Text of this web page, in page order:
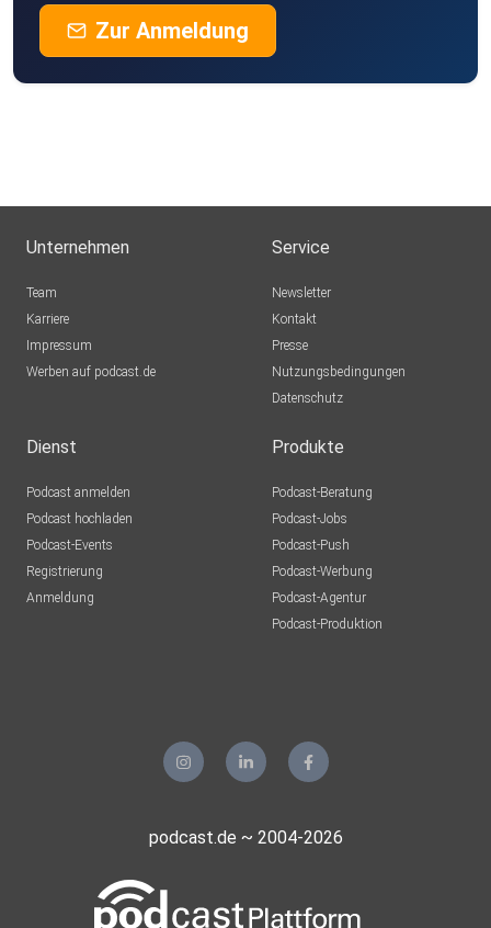
Zur Anmeldung
Unternehmen
Team
Karriere
Impressum
Werben auf podcast.de
Service
Newsletter
Kontakt
Presse
Nutzungsbedingungen
Datenschutz
Dienst
Podcast anmelden
Podcast hochladen
Podcast-Events
Registrierung
Anmeldung
Produkte
Podcast-Beratung
Podcast-Jobs
Podcast-Push
Podcast-Werbung
Podcast-Agentur
Podcast-Produktion
podcast.de ~ 2004-2026